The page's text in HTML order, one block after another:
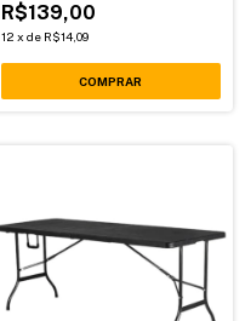
R$139,00
12 x de R$14,09